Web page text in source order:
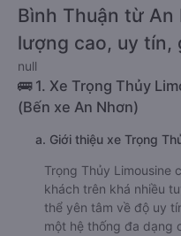
Bình Thuận từ
lượng cao, uy tín,
null
🚌 1. Xe Trọng Thủy
(Bến xe An Nhơn)
a. Giới thiệu xe Trọng
Trọng Thủy Limousine
khách trên khá nhiều
thể yên tâm về độ uy
một hệ thống đa dạng